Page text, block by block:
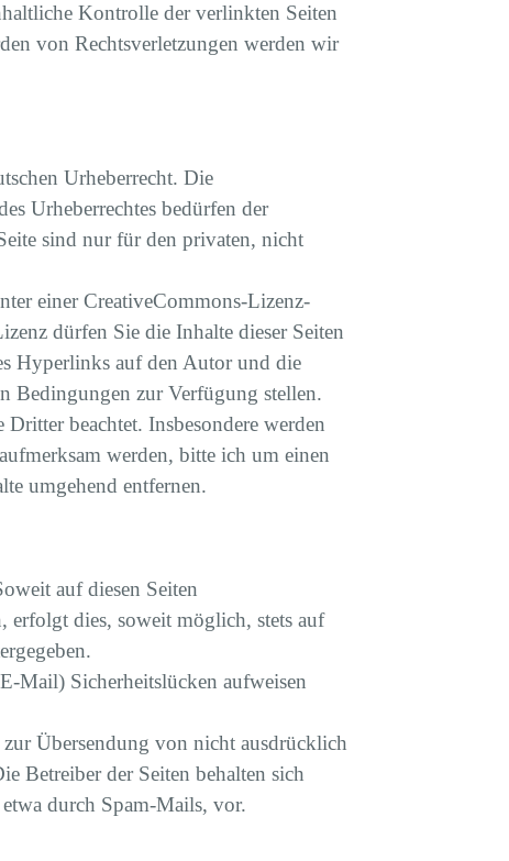
Kontrolle der verlinkten Seiten
von Rechtsverletzungen werden wir
Urheberrecht. Die
Urheberrechtes bedürfen der
sind nur für den privaten, nicht
einer CreativeCommons-Lizenz-
dürfen Sie die Inhalte dieser Seiten
Hyperlinks auf den Autor und die
Bedingungen zur Verfügung stellen.
beachtet. Insbesondere werden
werden, bitte ich um einen
umgehend entfernen.
auf diesen Seiten
erfolgt dies, soweit möglich, stets auf
Mail) Sicherheitslücken aufweisen
Übersendung von nicht ausdrücklich
Betreiber der Seiten behalten sich
durch Spam-Mails, vor.